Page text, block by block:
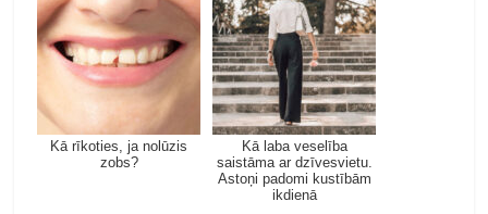
Kā rīkoties, ja nolūzis
zobs?
Kā laba veselība
saistāma ar dzīvesvietu.
Astoņi padomi kustībām
ikdienā